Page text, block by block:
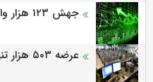
جهش ۱۲۳ هزار واحدی شاخص بورس
عرضه ۵۰۳ هزار تنی محصولات در بورس کالا